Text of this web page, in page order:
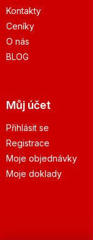
Kontakty
Ceníky
O nás
BLOG
Můj účet
Přihlásit se
Registrace
Moje objednávky
Moje doklady